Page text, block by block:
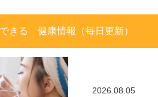
きる 健康情報（毎日更新）
2026.08.05